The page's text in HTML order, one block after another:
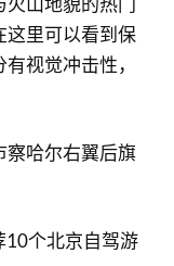
这里可以看到保
视觉冲击性，
察哈尔右翼后旗